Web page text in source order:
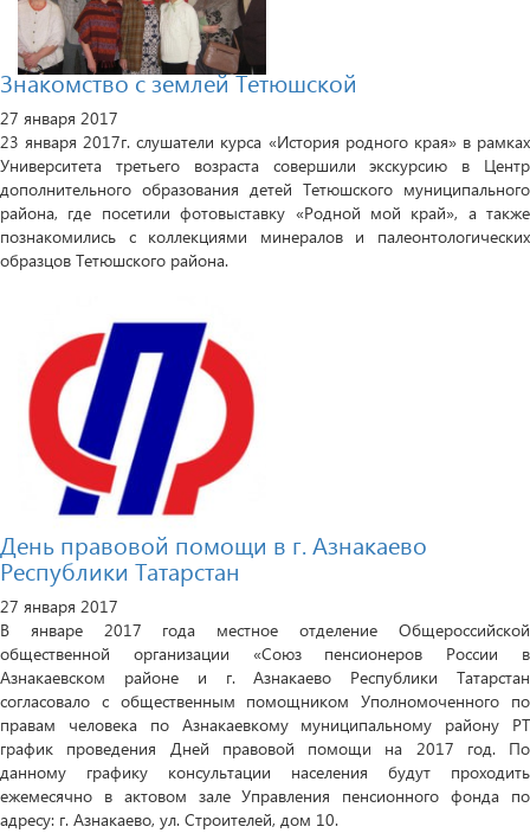
Знакомство с землей Тетюшской
27 января 2017
23 января 2017г. слушатели курса «История родного края» в рамках
Университета третьего возраста совершили экскурсию в Центр
дополнительного образования детей Тетюшского муниципального
района, где посетили фотовыставку «Родной мой край», а также
познакомились с коллекциями минералов и палеонтологических
образцов Тетюшского района.
День правовой помощи в г. Азнакаево
Республики Татарстан
27 января 2017
В январе 2017 года местное отделение Общероссийской
общественной организации «Союз пенсионеров России в
Азнакаевском районе и г. Азнакаево Республики Татарстан
согласовало с общественным помощником Уполномоченного по
правам человека по Азнакаевкому муниципальному району РТ
график проведения Дней правовой помощи на 2017 год. По
данному графику консультации населения будут проходить
ежемесячно в актовом зале Управления пенсионного фонда по
адресу: г. Азнакаево, ул. Строителей, дом 10.